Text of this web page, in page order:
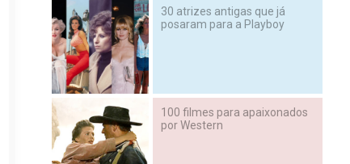
30 atrizes antigas que já
posaram para a Playboy
100 filmes para apaixonados
por Western